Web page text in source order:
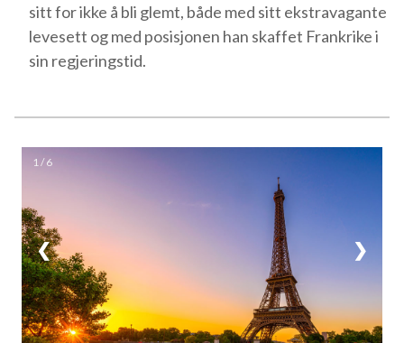
sitt for ikke å bli glemt, både med sitt ekstravagante
levesett og med posisjonen han skaffet Frankrike i
sin regjeringstid.
1 / 6
❮ ❯